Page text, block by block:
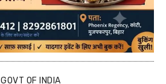
GOVT OF INDIA